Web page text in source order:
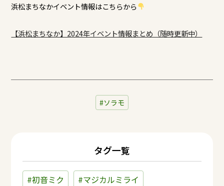
浜松まちなかイベント情報はこちらから
【浜松まちなか】2024年イベント情報まとめ（随時更新中）
ソラモ
タグ一覧
#初音ミク
#マジカルミライ